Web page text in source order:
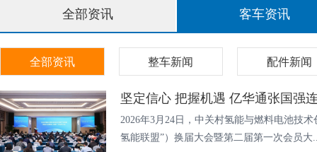
全部资讯 客车资讯
全部资讯 整车新闻 配件新闻
坚定信心 把握机遇 亿华通张国强
2026年3月24日，中关村氢能与燃料电池技
氢能联盟”）换届大会暨第二届第一次会员大